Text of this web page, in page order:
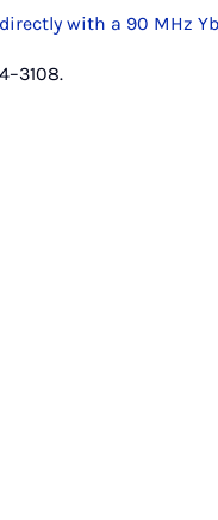
with a 90 MHz